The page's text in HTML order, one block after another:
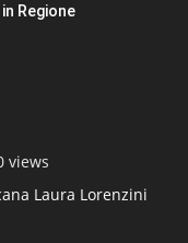
Regione
views
Laura Lorenzini